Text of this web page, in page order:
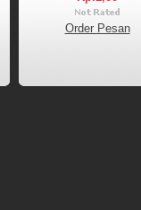
Order Pesan